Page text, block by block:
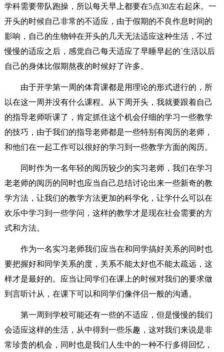
学科需要带队跑操，所以每天早上都要在5点30左右起床。一
开头的时候自己非常的不适应，由于假期的不良作息时间的
影响，自己的生物钟在开头的几天无法适应这种生活，不过
慢慢的适应之后，感觉自己每天适应了早睡早起的`生活以后
自己的身体比假期熬夜的时候好了许多。
由于开学第一周的体育课都是用理论的形式进行的，所
以在这一周并没有什么课程。从下周开头，我就要跟着自己
的指导老师听课了，肯定抓住这个机会仔细的学习一些教学
的技巧，由于我们的指导老师都是一些特别有阅历的老师，
和他们在一起工作可以很好的学习到一些教学方面的阅历。
同时作为一名年轻的阅历较少的实习老师，我们在学习
老老师的阅历的同时也应当自己总结讨论出来一些新奇的教
学方法，让我们的教学方法更加的科学化，让学什么可以在
欢乐中学习到一些学问，这样的教学才是现在社会需要的方
式和方法。
作为一名实习老师我们应当在和同学搞好关系的同时也
要把握好和同学关系的度，关系不能太好也不能太疏远，这
样才是最好的。应当让同学们在课上的时候对我们的要求做
到言听计从，在课下可以和同学们像伴侣一般的沟通。
第一周到学校可能还有一些的不适应，但是慢慢的我们
会适应这样的生活，从中得到一些乐趣，这对我们来说是非
常珍贵的机会，同时也是我们人生中的一种不行多得回忆，